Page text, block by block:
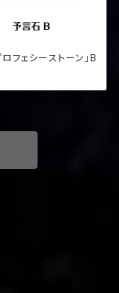
ロフェシーストーン｣B